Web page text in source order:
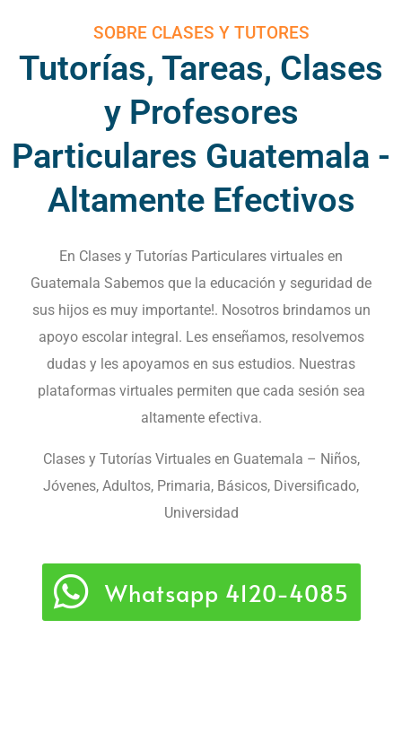
SOBRE CLASES Y TUTORES
Tutorías, Tareas, Clases
y Profesores
Particulares Guatemala -
Altamente Efectivos
En Clases y Tutorías Particulares virtuales en
Guatemala Sabemos que la educación y seguridad de
sus hijos es muy importante!. Nosotros brindamos un
apoyo escolar integral. Les enseñamos, resolvemos
dudas y les apoyamos en sus estudios. Nuestras
plataformas virtuales permiten que cada sesión sea
altamente efectiva.
Clases y Tutorías Virtuales en Guatemala – Niños,
Jóvenes, Adultos, Primaria, Básicos, Diversificado,
Universidad
Whatsapp 4120-4085